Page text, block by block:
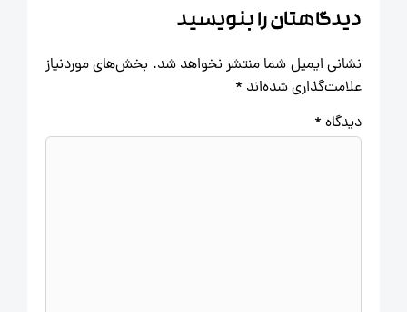
دیدگاهتان را بنویسید
نشانی ایمیل شما منتشر نخواهد شد.بخش‌های موردنیاز
علامت‌گذاری شده‌اند*
*